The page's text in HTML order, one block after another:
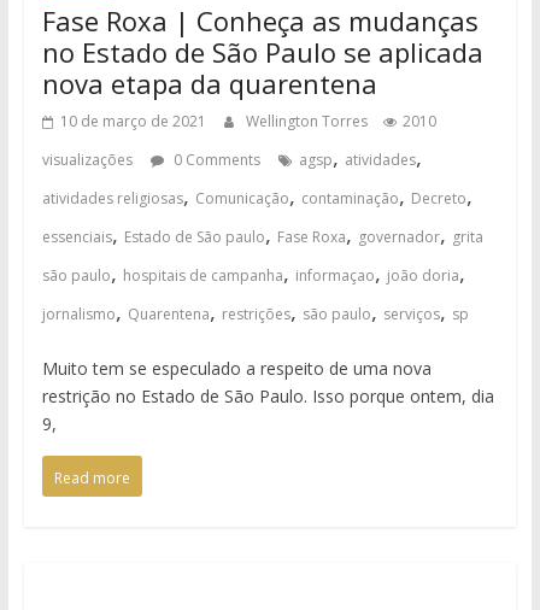
Fase Roxa | Conheça as mudanças
no Estado de São Paulo se aplicada
nova etapa da quarentena
10 de março de 2021 Wellington Torres
2010
visualizações
0 Comments agsp, atividades,
atividades religiosas, Comunicação, contaminação, Decreto,
essenciais, Estado de São paulo, Fase Roxa, governador, grita
são paulo, hospitais de campanha, informaçao, joão doria,
jornalismo, Quarentena, restrições, são paulo, serviços, sp
Muito tem se especulado a respeito de uma nova
restrição no Estado de São Paulo. Isso porque ontem, dia
9,
Read more